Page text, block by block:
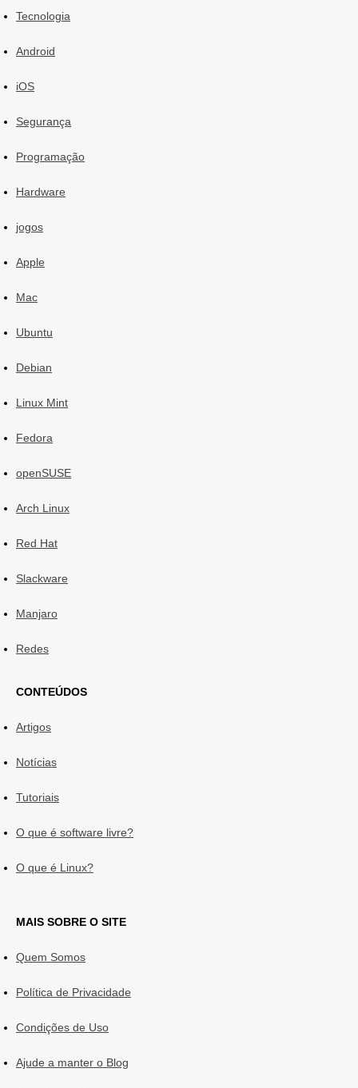
Tecnologia
Android
iOS
Segurança
Programação
Hardware
jogos
Apple
Mac
Ubuntu
Debian
Linux Mint
Fedora
openSUSE
Arch Linux
Red Hat
Slackware
Manjaro
Redes
CONTEÚDOS
Artigos
Notícias
Tutoriais
O que é software livre?
O que é Linux?
MAIS SOBRE O SITE
Quem Somos
Política de Privacidade
Condições de Uso
Ajude a manter o Blog